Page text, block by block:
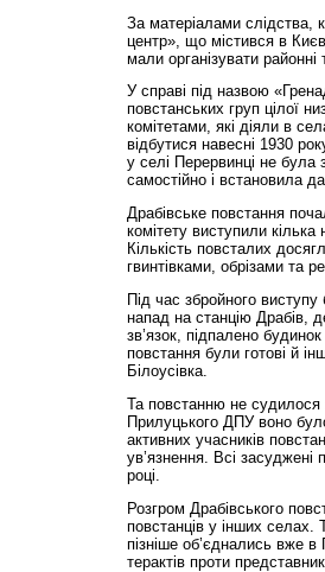
За матеріалами слідства,
центр», що містився в
мали організувати районні
У справі під назвою
повстанських груп цілої
комітетами, які діяли в
відбутися навесні 1930
у селі Перервинці не була
самостійно і встановила
Драбівське повстання
комітету виступили
Кіль­кість повсталих
гвинтівками, обрізами та
Під час збройного виступу
напад на станцію Драбів,
зв’язок, підпалено
повстання були готові й
Білоусівка.
Та повстанню не
Прилуцького ДПУ воно
активних учасників
ув’язнення. Всі засуджені
році.
Розгром Драбівського
повстанців у інших селах.
пізніше об’єднались вже
терактів проти